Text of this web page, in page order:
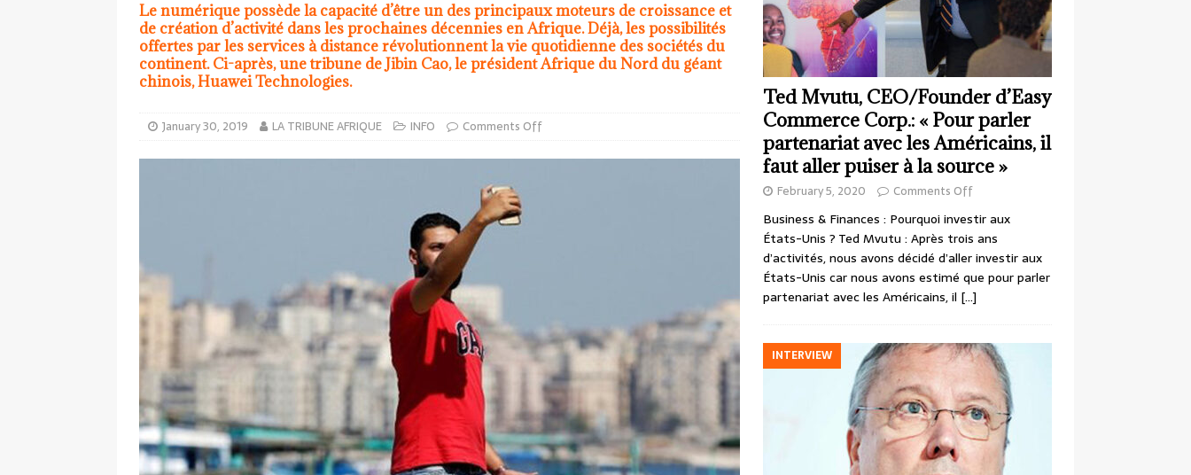
Le numérique possède la capacité d’être un des principaux moteurs de croissance et
de création d’activité dans les prochaines décennies en Afrique. Déjà, les possibilités
offertes par les services à distance révolutionnent la vie quotidienne des sociétés du
continent. Ci-après, une tribune de Jibin Cao, le président Afrique du Nord du géant
chinois, Huawei Technologies.
January 30, 2019 LA TRIBUNE AFRIQUE INFO Comments Off
Ted Mvutu, CEO/Founder d’Easy
Commerce Corp.: « Pour parler
partenariat avec les Américains, il
faut aller puiser à la source »
February 5, 2020 Comments Off
Business & Finances : Pourquoi investir aux
États-Unis ? Ted Mvutu : Après trois ans
d’activités, nous avons décidé d’aller investir aux
États-Unis car nous avons estimé que pour parler
partenariat avec les Américains, il […]
INTERVIEW